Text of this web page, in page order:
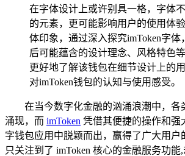
在字体设计上或许别具一格，字体
的元素，更可能影响用户的使用体
体印象，通过深入探究imToken字体
后可能蕴含的设计理念、风格特色
更好地了解该钱包在细节设计上的
对imToken钱包的认知与使用感受。
在当今数字化金融的汹涌浪潮中，各
涌现，而 imToken 凭借其便捷的操作和强
字钱包应用中脱颖而出，赢得了广大用户
只关注到了 imToken 核心的金融服务功